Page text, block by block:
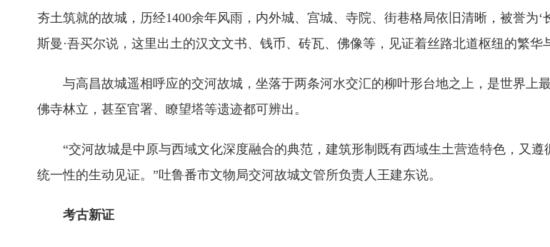
夯土筑就的故城，历经1400余年风雨，内外城、宫城、寺院、街巷格局依旧清晰，被誉为
斯曼·吾买尔说，这里出土的汉文文书、钱币、砖瓦、佛像等，见证着丝路北道枢纽的繁华
与高昌故城遥相呼应的交河故城，坐落于两条河水交汇的柳叶形台地之上，是世界上
佛寺林立，甚至官署、瞭望塔等遗迹都可辨出。
“交河故城是中原与西域文化深度融合的典范，建筑形制既有西域生土营造特色，又
统一性的生动见证。”吐鲁番市文物局交河故城文管所负责人王建东说。
考古新证